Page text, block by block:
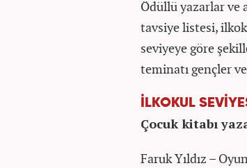
Ödüllü yazarlar ve
tavsiye listesi,
seviyeye göre
teminatı gençler
İLKOKUL
Çocuk kitabı
Faruk Yıldız –